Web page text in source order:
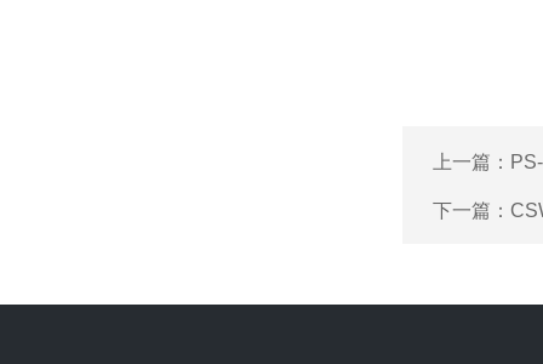
上一篇：
下一篇：